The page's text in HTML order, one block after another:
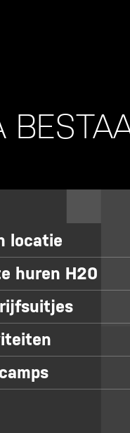
locatie
huren H20